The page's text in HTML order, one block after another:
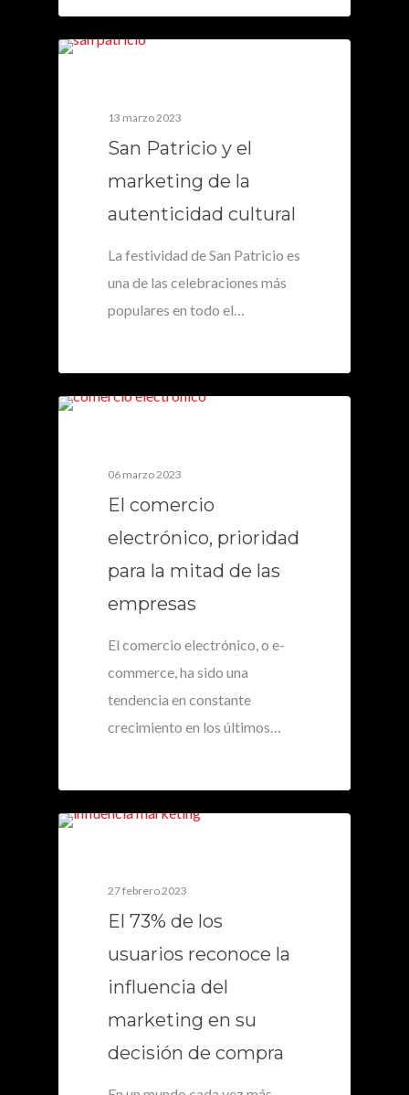
13 marzo 2023
San Patricio y el
marketing de la
autenticidad cultural
La festividad de San Patricio es
una de las celebraciones más
populares en todo el…
06 marzo 2023
El comercio
electrónico, prioridad
para la mitad de las
empresas
El comercio electrónico, o e-
commerce, ha sido una
tendencia en constante
crecimiento en los últimos…
27 febrero 2023
El 73% de los
usuarios reconoce la
influencia del
marketing en su
decisión de compra